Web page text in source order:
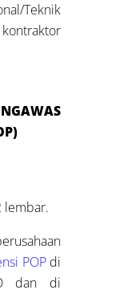
Teknik
lembar.
POPdi
dan di